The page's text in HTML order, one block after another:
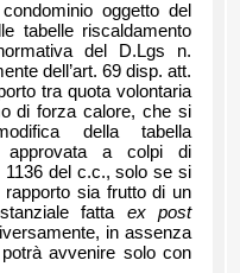
oggetto del
tabelle riscaldamento
del D.Lgs n.
dell’art. 69 disp. att.
tra quota volontaria
di forza calore, che si
della tabella
approvata a colpi di
del c.c., solo se si
sia frutto di un
fatta ex post
in assenza
avvenire solo con